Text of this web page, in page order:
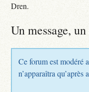
Dren.
Un message,
Ce forum est modéré
n’apparaîtra